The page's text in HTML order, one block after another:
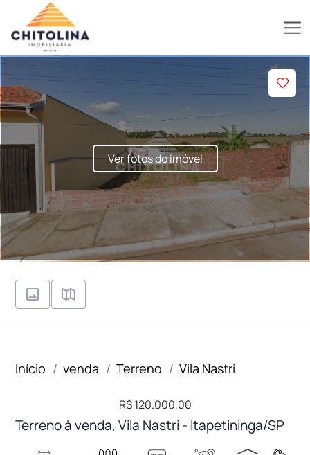
Ver fotos do imóvel
Início venda Terreno Vila Nastri
R$ 120.000,00
Terreno à venda, Vila Nastri - Itapetininga/SP